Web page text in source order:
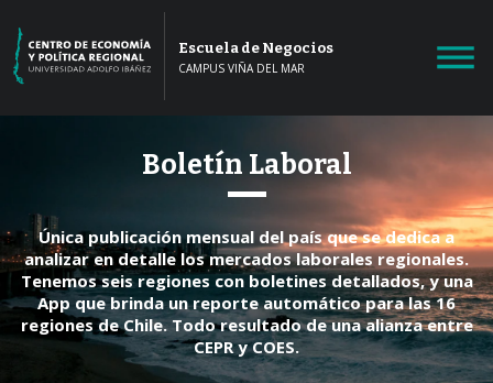
Escuela de Negocios
CAMPUS VIÑA DEL MAR
Boletín Laboral
Única publicación mensual del país que se dedica a
analizar en detalle los mercados laborales regionales.
Tenemos seis regiones con boletines detallados, y una
App que brinda un reporte automático para las 16
regiones de Chile. Todo resultado de una alianza entre
CEPR y COES.